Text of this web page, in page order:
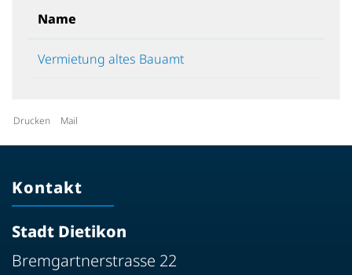
Name
Vermietung altes Bauamt
Drucken Mail
Kontakt
Stadt Dietikon
Bremgartnerstrasse 22